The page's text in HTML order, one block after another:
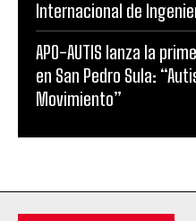
Internacional de
APO-AUTIS lanza la
en San Pedro Sula:
Movimiento”